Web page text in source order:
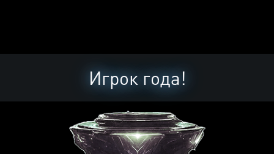
Игрок года!